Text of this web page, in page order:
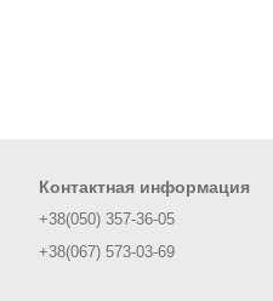
Контактная информация
+38(050) 357-36-05
+38(067) 573-03-69